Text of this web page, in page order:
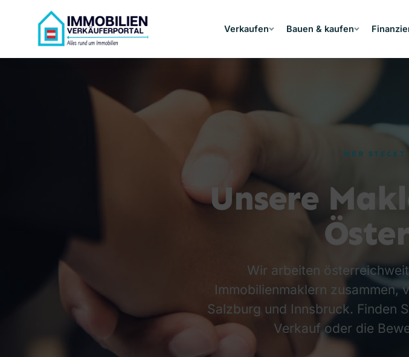
Verkaufen Bauen & kaufen
WER
Unsere
Wir arbeiten
Immobilienmaklern zusammen,
Salzburg und Innsbruck. Finden
Verkauf oder die